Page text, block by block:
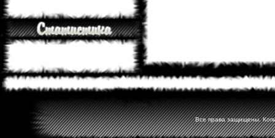
Все права защищены.